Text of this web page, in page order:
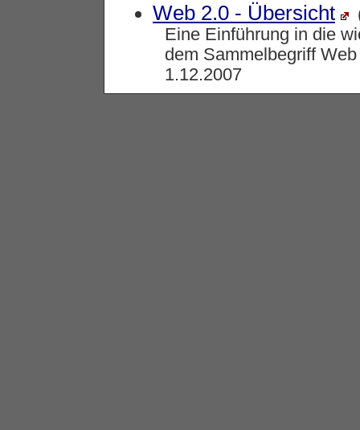
Web 2.0 - Übersicht
Eine Einführung in die
dem Sammelbegriff
1.12.2007